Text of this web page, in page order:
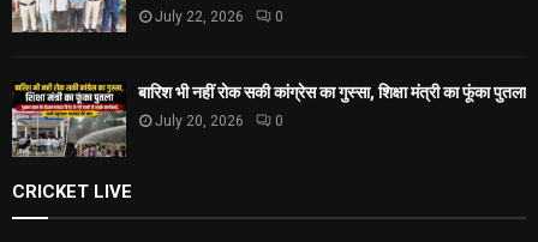
July 22, 2026 0
बारिश भी नहीं रोक सकी कांग्रेस का गुस्सा, शिक्षा मंत्री का फूंका पुतला
July 20, 2026 0
CRICKET LIVE